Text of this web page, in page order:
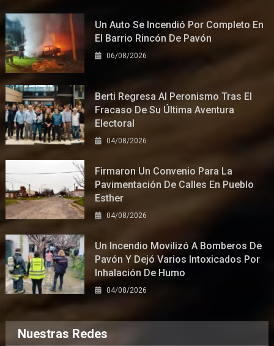
Un Auto Se Incendió Por Completo En
El Barrio Rincón De Pavón
06/08/2026
Berti Regresa Al Peronismo Tras El
Fracaso De Su Última Aventura
Electoral
04/08/2026
Firmaron Un Convenio Para La
Pavimentación De Calles En Pueblo
Esther
04/08/2026
Un Incendio Movilizó A Bomberos De
Pavón Y Dejó Varios Intoxicados Por
Inhalación De Humo
04/08/2026
Nuestras Redes